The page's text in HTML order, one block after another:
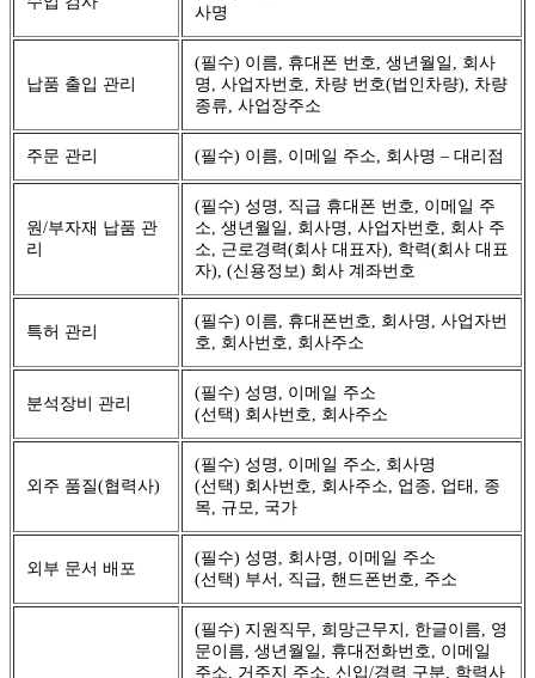
사명
납품 출입 관리
(필수) 이름, 휴대폰 번호, 생년월일, 회사
명, 사업자번호, 차량 번호(법인차량), 차량
종류, 사업장주소
주문 관리 (필수) 이름, 이메일 주소, 회사명 – 대리점
원/부자재 납품 관
리
(필수) 성명, 직급 휴대폰 번호, 이메일 주
소, 생년월일, 회사명, 사업자번호, 회사 주
소, 근로경력(회사 대표자), 학력(회사 대표
자), (신용정보) 회사 계좌번호
특허 관리
(필수) 이름, 휴대폰번호, 회사명, 사업자번
호, 회사번호, 회사주소
분석장비 관리
(필수) 성명, 이메일 주소
(선택) 회사번호, 회사주소
외주 품질(협력사)
(필수) 성명, 이메일 주소, 회사명
(선택) 회사번호, 회사주소, 업종, 업태, 종
목, 규모, 국가
외부 문서 배포
(필수) 성명, 회사명, 이메일 주소
(선택) 부서, 직급, 핸드폰번호, 주소
(필수) 지원직무, 희망근무지, 한글이름, 영
문이름, 생년월일, 휴대전화번호, 이메일
주소, 거주지 주소, 신입/경력 구분, 학력사